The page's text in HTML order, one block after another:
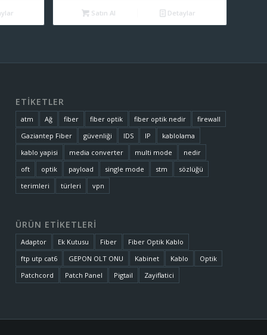
Satın Al Detaylar
ETİKETLER
atm Ağ fiber fiber optik fiber optik nedir
firewall
Gaziantep Fiber
güvenliği IDS IP
kablolama
kablo yapisi
media converter multi mode
nedir
oft
optik payload single mode stm
sözlüğü
terimleri
türleri vpn
ÜRÜN ETİKETLERİ
Adaptor Ek Kutusu Fiber
Fiber Optik Kablo
ftp utp cat6
GEPON OLT ONU Kabinet Kablo
Optik
Patchcord
Patch Panel Pigtail Zayiflatici